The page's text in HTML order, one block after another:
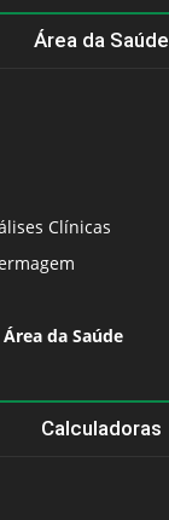
Área da Saúde
Clínicas
da Saúde
Calculadoras